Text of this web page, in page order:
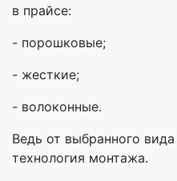
в прайсе:
- порошковые;
- жесткие;
- волоконные.
Ведь от выбранного
технология монтажа.